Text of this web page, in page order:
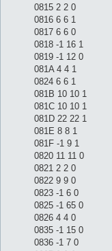
0815 2 2 0
0816 6 6 1
0817 6 6 0
0818 -1 16 1
0819 -1 12 0
081A 4 4 1
0824 6 6 1
081B 10 10 1
081C 10 10 1
081D 22 22 1
081E 8 8 1
081F -1 9 1
0820 11 11 0
0821 2 2 0
0822 9 9 0
0823 -1 6 0
0825 -1 65 0
0826 4 4 0
0835 -1 15 0
0836 -1 7 0